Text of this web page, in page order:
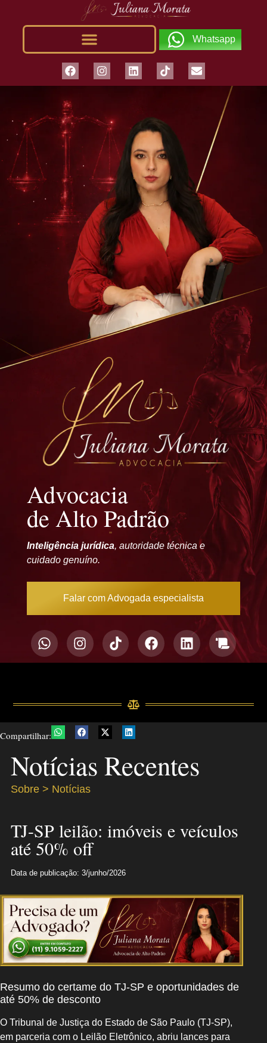
Whatsapp
Advocacia
de Alto Padrão
Inteligência jurídica, autoridade técnica e
cuidado genuíno.
Falar com Advogada especialista
Compartilhar:
Notícias Recentes
Sobre > Notícias
TJ-SP leilão: imóveis e veículos
até 50% off
Data de publicação: 3/junho/2026
Resumo do certame do TJ-SP e oportunidades de
até 50% de desconto
O Tribunal de Justiça do Estado de São Paulo (TJ‑SP),
em parceria com o Leilão Eletrônico, abriu lances para